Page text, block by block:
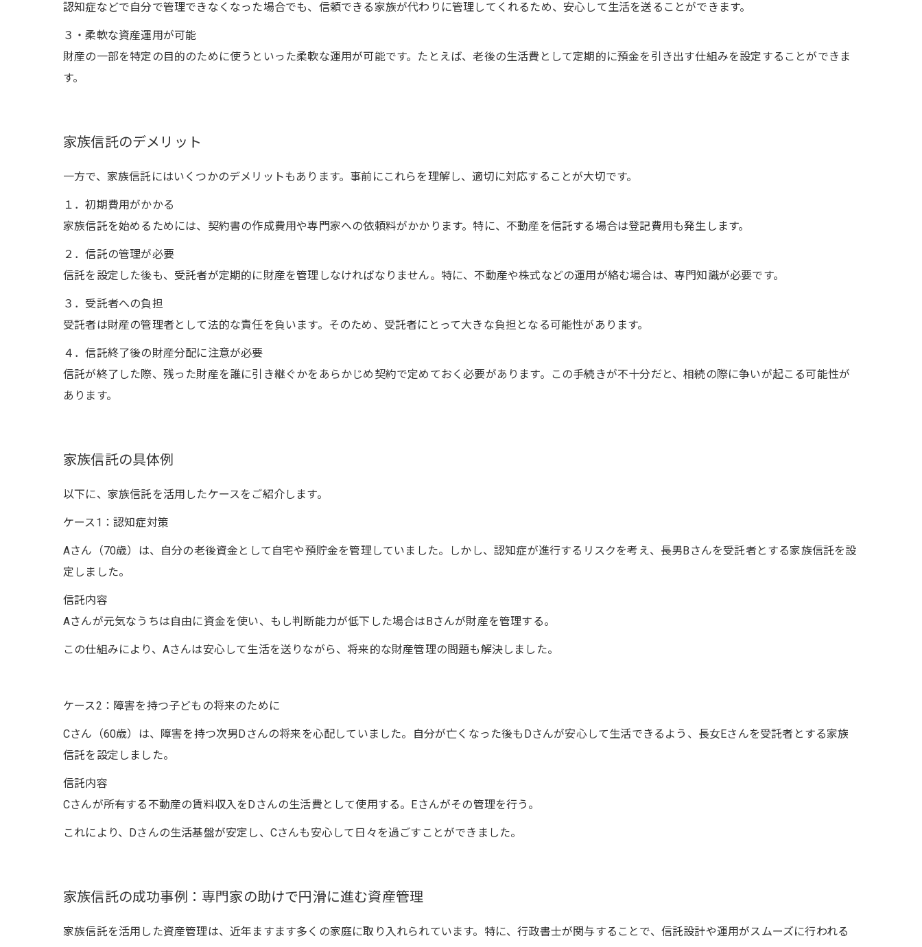
認知症などで自分で管理できなくなった場合でも、信頼できる家族が代わりに管理してくれるため、安心して生活を送ることができます。
３・柔軟な資産運用が可能
財産の一部を特定の目的のために使うといった柔軟な運用が可能です。たとえば、老後の生活費として定期的に預金を引き出す仕組みを設定することができま
す。
家族信託のデメリット
一方で、家族信託にはいくつかのデメリットもあります。事前にこれらを理解し、適切に対応することが大切です。
１．初期費用がかかる
家族信託を始めるためには、契約書の作成費用や専門家への依頼料がかかります。特に、不動産を信託する場合は登記費用も発生します。
２．信託の管理が必要
信託を設定した後も、受託者が定期的に財産を管理しなければなりません。特に、不動産や株式などの運用が絡む場合は、専門知識が必要です。
３．受託者への負担
受託者は財産の管理者として法的な責任を負います。そのため、受託者にとって大きな負担となる可能性があります。
４．信託終了後の財産分配に注意が必要
信託が終了した際、残った財産を誰に引き継ぐかをあらかじめ契約で定めておく必要があります。この手続きが不十分だと、相続の際に争いが起こる可能性が
あります。
家族信託の具体例
以下に、家族信託を活用したケースをご紹介します。
ケース1：認知症対策
Aさん（70歳）は、自分の老後資金として自宅や預貯金を管理していました。しかし、認知症が進行するリスクを考え、長男Bさんを受託者とする家族信託を設
定しました。
信託内容
Aさんが元気なうちは自由に資金を使い、もし判断能力が低下した場合はBさんが財産を管理する。
この仕組みにより、Aさんは安心して生活を送りながら、将来的な財産管理の問題も解決しました。
ケース2：障害を持つ子どもの将来のために
Cさん（60歳）は、障害を持つ次男Dさんの将来を心配していました。自分が亡くなった後もDさんが安心して生活できるよう、長女Eさんを受託者とする家族
信託を設定しました。
信託内容
Cさんが所有する不動産の賃料収入をDさんの生活費として使用する。Eさんがその管理を行う。
これにより、Dさんの生活基盤が安定し、Cさんも安心して日々を過ごすことができました。
家族信託の成功事例：専門家の助けで円滑に進む資産管理
家族信託を活用した資産管理は、近年ますます多くの家庭に取り入れられています。特に、行政書士が関与することで、信託設計や運用がスムーズに行われる